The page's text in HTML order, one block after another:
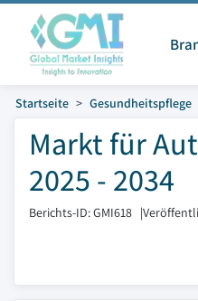
Startseite Gesundheitspflege
Markt für
2025 - 2034
Berichts-ID: GMI618 |